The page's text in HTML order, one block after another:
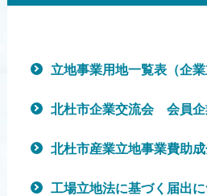
立地事業用地一覧表（企業
北杜市企業交流会 会員企
北杜市産業立地事業費助
工場立地法に基づく届出